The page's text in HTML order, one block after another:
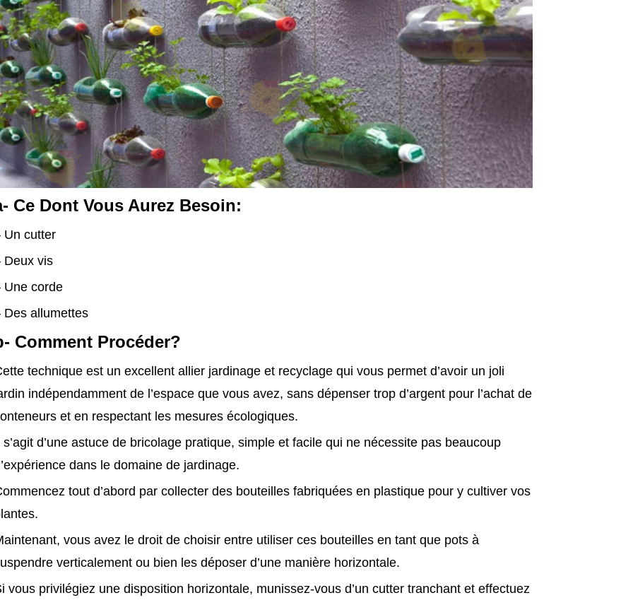
Ce Dont Vous Aurez Besoin:
Un cutter
Deux vis
Une corde
Des allumettes
Comment Procéder?
technique est un excellent allier jardinage et recyclage qui vous permet d’avoir un joli
indépendamment de l’espace que vous avez, sans dépenser trop d’argent pour l’achat de
et en respectant les mesures écologiques.
s’agit d’une astuce de bricolage pratique, simple et facile qui ne nécessite pas beaucoup
dans le domaine de jardinage.
tout d’abord par collecter des bouteilles fabriquées en plastique pour y cultiver vos
vous avez le droit de choisir entre utiliser ces bouteilles en tant que pots à
verticalement ou bien les déposer d’une manière horizontale.
vous privilégiez une disposition horizontale, munissez-vous d’un cutter tranchant et effectuez